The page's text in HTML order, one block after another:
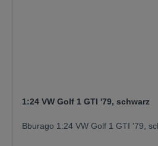
1:24 VW Golf 1 GTI '79, schwarz
Bburago 1:24 VW Golf 1 GTI '79,